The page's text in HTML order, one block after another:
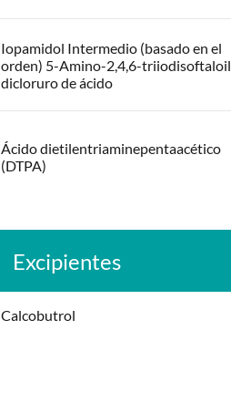
Iopamidol Intermedio (basado en el
orden) 5-Amino-2,4,6-triiodisoftaloil
dicloruro de ácido
Ácido dietilentriaminepentaacético
(DTPA)
Excipientes
Calcobutrol